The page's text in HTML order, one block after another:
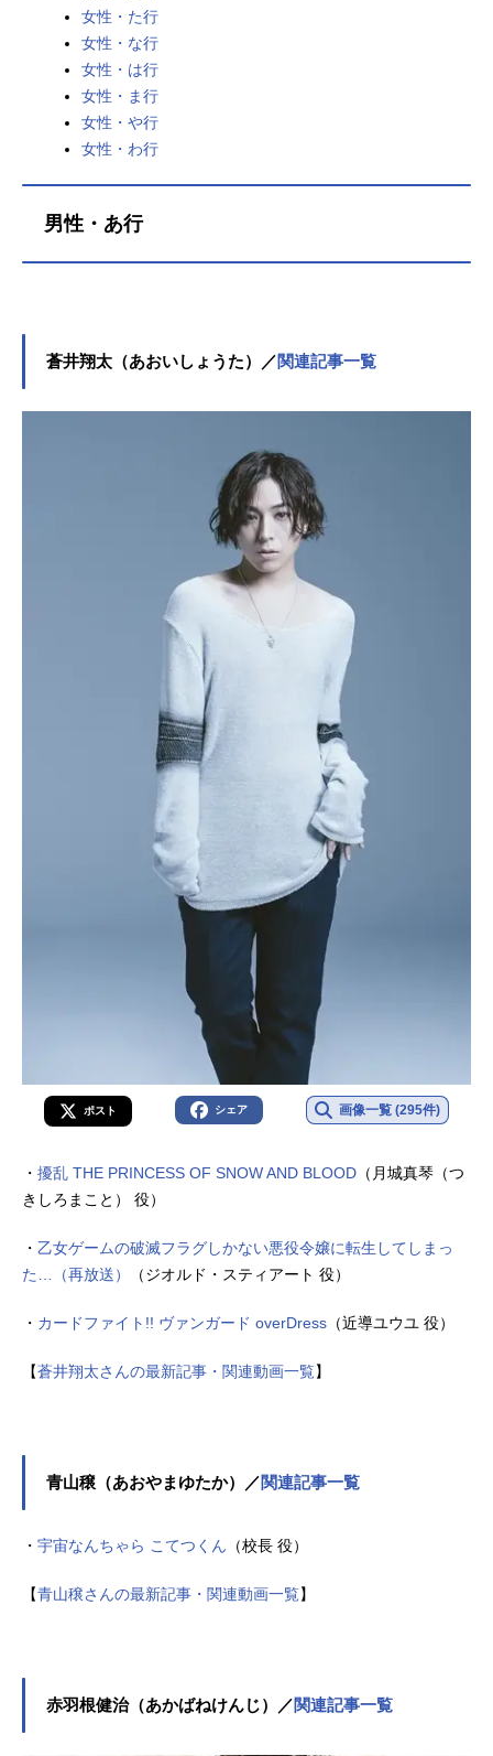
女性・た行
女性・な行
女性・は行
女性・ま行
女性・や行
女性・わ行
男性・あ行
蒼井翔太（あおいしょうた）／関連記事一覧
ポスト シェア 画像一覧 (295件)
・ 擾乱 THE PRINCESS OF SNOW AND BLOOD （月城真琴（つ
きしろまこと） 役）
・ 乙女ゲームの破滅フラグしかない悪役令嬢に転生してしまっ
た…（再放送）
（ジオルド・スティアート 役）
・ カードファイト!! ヴァンガード overDress （近導ユウユ 役）
【蒼井翔太さんの最新記事・関連動画一覧】
青山穣（あおやまゆたか）／関連記事一覧
・ 宇宙なんちゃら こてつくん （校長 役）
【青山穣さんの最新記事・関連動画一覧】
赤羽根健治（あかばねけんじ）／関連記事一覧